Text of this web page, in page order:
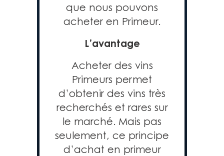
que nous pouvons
acheter en Primeur.
L’avantage
Acheter des vins
Primeurs permet
d’obtenir des vins très
recherchés et rares sur
le marché. Mais pas
seulement, ce principe
d’achat en primeur